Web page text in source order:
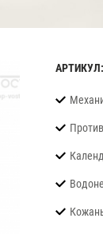
АРТИКУЛ: